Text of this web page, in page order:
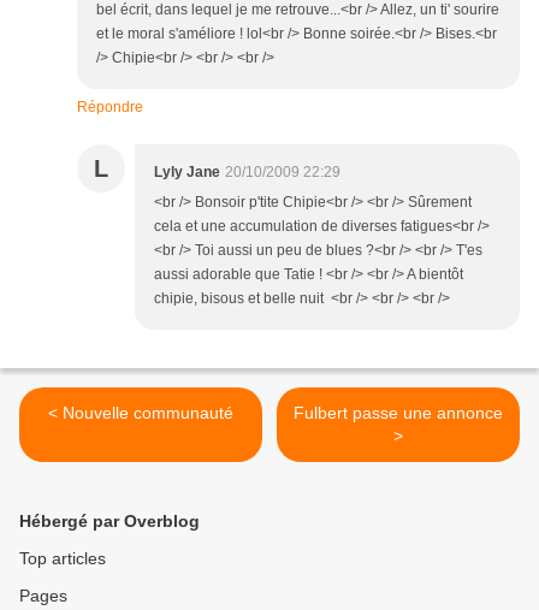
bel écrit, dans lequel je me retrouve...<br /> Allez, un ti' sourire
et le moral s'améliore ! lol<br /> Bonne soirée.<br /> Bises.<br
/> Chipie<br /> <br /> <br />
Répondre
L Lyly Jane 20/10/2009 22:29
<br /> Bonsoir p'tite Chipie<br /> <br /> Sûrement
cela et une accumulation de diverses fatigues<br />
<br /> Toi aussi un peu de blues ?<br /> <br /> T'es
aussi adorable que Tatie ! <br /> <br /> A bientôt
chipie, bisous et belle nuit <br /> <br /> <br />
< Nouvelle communauté
Fulbert passe une annonce
>
Hébergé par Overblog
Top articles
Pages